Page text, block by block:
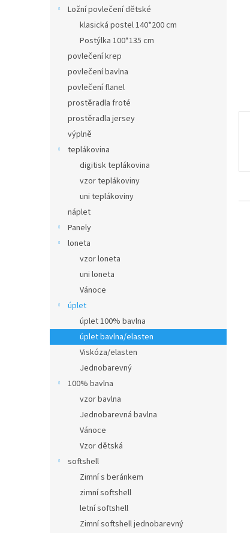
Ložní povlečení dětské
klasická postel 140*200 cm
Postýlka 100*135 cm
povlečení krep
povlečení bavlna
povlečení flanel
prostěradla froté
prostěradla jersey
výplně
teplákovina
digitisk teplákovina
vzor teplákoviny
uni teplákoviny
náplet
Panely
loneta
vzor loneta
uni loneta
Vánoce
úplet
úplet 100% bavlna
úplet bavlna/elasten
Viskóza/elasten
Jednobarevný
100% bavlna
vzor bavlna
Jednobarevná bavlna
Vánoce
Vzor dětská
softshell
Zimní s beránkem
zimní softshell
letní softshell
Zimní softshell jednobarevný